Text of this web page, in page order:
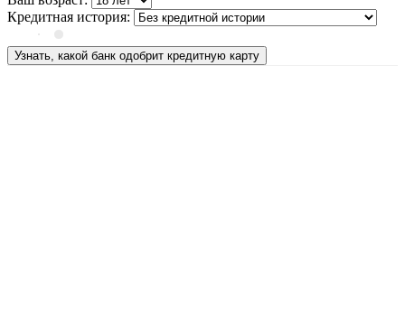
Кредитная история:
Узнать, какой банк одобрит кредитную карту